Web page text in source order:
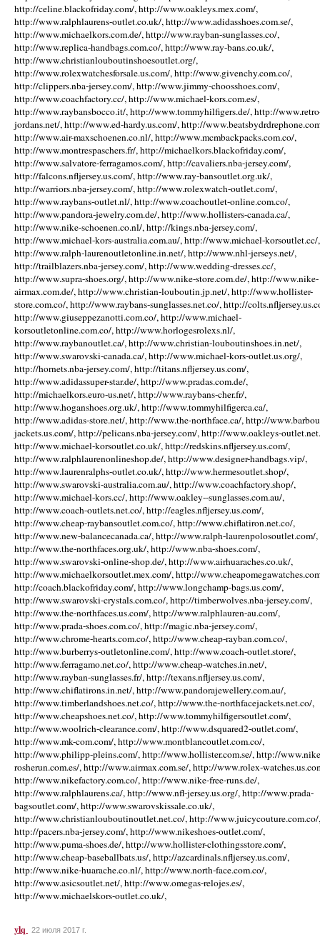
http://celine.blackofriday.com/, http://www.oakleys.mex.com/,
http://www.ralphlaurens-outlet.co.uk/, http://www.adidasshoes.com.se/,
http://www.michaelkors.com.de/, http://www.rayban-sunglasses.co/,
http://www.replica-handbags.com.co/, http://www.ray-bans.co.uk/,
http://www.christianlouboutinshoesoutlet.org/,
http://www.rolexwatchesforsale.us.com/, http://www.givenchy.com.co/,
http://clippers.nba-jersey.com/, http://www.jimmy-choosshoes.com/,
http://www.coachfactory.cc/, http://www.michael-kors.com.es/,
http://www.raybansbocco.it/, http://www.tommyhilfigers.de/, http://
jordans.net/, http://www.ed-hardy.us.com/, http://
http://www.air-maxschoenen.co.nl/, http://www.mcmbackpacks.com.co/,
http://www.montrespaschers.fr/, http://michaelkors.blackofriday.com/,
http://www.salvatore-ferragamos.com/, http://cavaliers.nba-jersey.com/,
http://falcons.nfljersey.us.com/, http://www.ray-bansoutlet.org.uk/,
http://warriors.nba-jersey.com/, http://www.rolexwatch-outlet.com/,
http://www.raybans-outlet.nl/, http://www.coachoutlet-online.com.co/,
http://www.pandora-jewelry.com.de/, http://www.hollisters-canada.ca/,
http://www.nike-schoenen.co.nl/, http://kings.nba-jersey.com/,
http://www.michael-kors-australia.com.au/, http://www.michael-korsoutlet.cc/,
http://www.ralph-laurenoutletonline.in.net/, http://www.nhl-jerseys.net/,
http://trailblazers.nba-jersey.com/, http://www.wedding-dresses.cc/,
http://www.supra-shoes.org/, http://www.nike-store.com.de/, http://www.nike-
airmax.com.de/, http://www.christian-louboutin.jp.net/, http://www.hollister-
store.com.co/, http://www.raybans-sunglasses.net.co/, http://
http://www.giuseppezanotti.com.co/, http://www.michael-
korsoutletonline.com.co/, http://www.horlogesrolexs.nl/,
http://www.raybanoutlet.ca/, http://www.christian-louboutinshoes.in.net/,
http://www.swarovski-canada.ca/, http://www.michael-kors-outlet.us.org/,
http://hornets.nba-jersey.com/, http://titans.nfljersey.us.com/,
http://www.adidassuper-star.de/, http://www.pradas.com.de/,
http://michaelkors.euro-us.net/, http://www.raybans-cher.fr/,
http://www.hoganshoes.org.uk/, http://www.tommyhilfigerca.ca/,
http://www.adidas-store.net/, http://www.the-northface.ca/, http://
jackets.us.com/, http://pelicans.nba-jersey.com/, http://www.oakleys-
http://www.michael-korsoutlet.co.uk/, http://redskins.nfljersey.us.com/,
http://www.ralphlaurenonlineshop.de/, http://www.designer-handbags.vip/,
http://www.laurenralphs-outlet.co.uk/, http://www.hermesoutlet.shop/,
http://www.swarovski-australia.com.au/, http://www.coachfactory.shop/,
http://www.michael-kors.cc/, http://www.oakley--sunglasses.com.au/,
http://www.coach-outlets.net.co/, http://eagles.nfljersey.us.com/,
http://www.cheap-raybansoutlet.com.co/, http://www.chiflatiron.net.co/,
http://www.new-balancecanada.ca/, http://www.ralph-laurenpolosoutlet.com/,
http://www.the-northfaces.org.uk/, http://www.nba-shoes.com/,
http://www.swarovski-online-shop.de/, http://www.airhuaraches.co.uk/,
http://www.michaelkorsoutlet.mex.com/, http://
http://coach.blackofriday.com/, http://www.longchamp-bags.us.com/,
http://www.swarovski-crystals.com.co/, http://timberwolves.nba-jersey.com/,
http://www.the-northfaces.us.com/, http://www.ralphlauren-au.com/,
http://www.prada-shoes.com.co/, http://magic.nba-jersey.com/,
http://www.chrome-hearts.com.co/, http://www.cheap-rayban.com.co/,
http://www.burberrys-outletonline.com/, http://www.coach-outlet.store/,
http://www.ferragamo.net.co/, http://www.cheap-watches.in.net/,
http://www.rayban-sunglasses.fr/, http://texans.nfljersey.us.com/,
http://www.chiflatirons.in.net/, http://www.pandorajewellery.com.au/,
http://www.timberlandshoes.net.co/, http://www.the-northfacejackets.net.co/,
http://www.cheapshoes.net.co/, http://www.tommyhilfigersoutlet.com/,
http://www.woolrich-clearance.com/, http://www.dsquared2-outlet.com/,
http://www.mk-com.com/, http://www.montblancoutlet.com.co/,
http://www.philipp-pleins.com/, http://www.hollister.com.se/, http://
rosherun.com.es/, http://www.airmax.com.se/, http://www.rolex-
http://www.nikefactory.com.co/, http://www.nike-free-runs.de/,
http://www.ralphlaurens.ca/, http://www.nfl-jersey.us.org/, http://www.prada-
bagsoutlet.com/, http://www.swarovskissale.co.uk/,
http://www.christianlouboutinoutlet.net.co/, http://www.juicycouture.com.co/,
http://pacers.nba-jersey.com/, http://www.nikeshoes-outlet.com/,
http://www.puma-shoes.de/, http://www.hollister-clothingsstore.com/,
http://www.cheap-baseballbats.us/, http://azcardinals.nfljersey.us.com/,
http://www.nike-huarache.co.nl/, http://www.north-face.com.co/,
http://www.asicsoutlet.net/, http://www.omegas-relojes.es/,
http://www.michaelskors-outlet.co.uk/,
ylq 22 июля 2017 г.